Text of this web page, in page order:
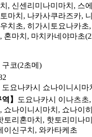
, 신센리미나미마치, 스
마치, 나카사쿠라즈카,
치초, 히가시토요나카
혼마치, 마치카네야마초
구코(2초메)
도요나카시 쇼나이니시마
】
도요나카시 이나츠
쇼나이니시마치, 쇼나이
토리혼마치, 핫토리미나
이신구치, 와카타케초